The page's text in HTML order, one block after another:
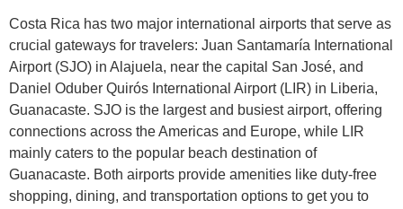
Costa Rica has two major international airports that serve as
crucial gateways for travelers: Juan Santamaría International
Airport (SJO) in Alajuela, near the capital San José, and
Daniel Oduber Quirós International Airport (LIR) in Liberia,
Guanacaste. SJO is the largest and busiest airport, offering
connections across the Americas and Europe, while LIR
mainly caters to the popular beach destination of
Guanacaste. Both airports provide amenities like duty-free
shopping, dining, and transportation options to get you to